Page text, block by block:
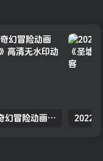
2022年国产动漫奇幻冒险动画《万界独尊 第二季》高清无水印动漫海报